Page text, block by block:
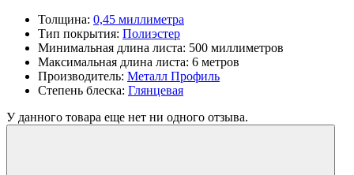
Толщина: 0,45 миллиметра
Тип покрытия: Полиэстер
Минимальная длина листа: 500 миллиметров
Максимальная длина листа: 6 метров
Производитель: Металл Профиль
Степень блеска: Глянцевая
У данного товара еще нет ни одного отзыва.